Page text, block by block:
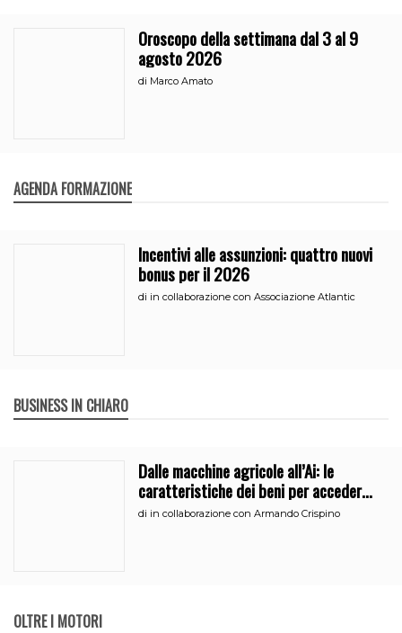
Oroscopo della settimana dal 3 al 9
agosto 2026
di Marco Amato
AGENDA FORMAZIONE
Incentivi alle assunzioni: quattro nuovi
bonus per il 2026
di in collaborazione con Associazione Atlantic
BUSINESS IN CHIARO
Dalle macchine agricole all’Ai: le
caratteristiche dei beni per accedere
all’iperammortamento
di in collaborazione con Armando Crispino
OLTRE I MOTORI